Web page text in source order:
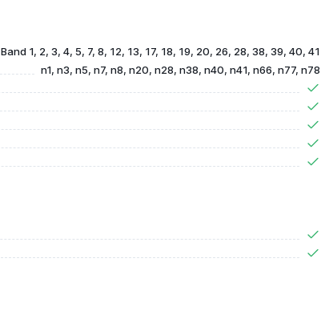
Band 1, 2, 3, 4, 5, 7, 8, 12, 13, 17, 18, 19, 20, 26, 28, 38, 39, 40, 41
n1, n3, n5, n7, n8, n20, n28, n38, n40, n41, n66, n77, n78